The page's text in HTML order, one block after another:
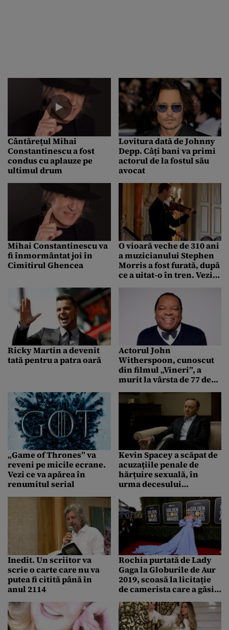
Cântărețul Mihai
Constantinescu a fost
condus cu aplauze pe
ultimul drum
Lovitura dată de Johnny
Depp. Câți bani va primi
actorul de la fostul său
avocat
Mihai Constantinescu va
fi înmormântat joi în
Cimitirul Ghencea
O vioară veche de 310 ani
a muzicianului Stephen
Morris a fost furată, după
ce a uitat-o în tren. Vezi
instrumentul muzical
Ricky Martin a devenit
tată pentru a patra oară
Actorul John
Witherspoon, cunoscut
din filmul „Vineri”, a
murit la vârsta de 77 de
„Game of Thrones” va
reveni pe micile ecrane.
Vezi ce va apărea în
renumitul serial
Kevin Spacey a scăpat de
acuzațiile penale de
hărțuire sexuală, în
urma decesului
Inedit. Un scriitor va
scrie o carte care nu va
putea fi citită până în
anul 2114
Rochia purtată de Lady
Gaga la Globurile de Aur
2019, scoasă la licitație
de camerista care a găsit
într-o cameră de hotel